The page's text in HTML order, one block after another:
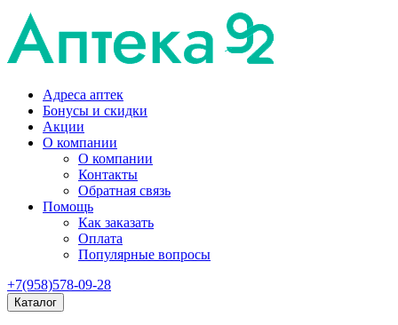
Адреса аптек
Бонусы и скидки
Акции
О компании
О компании
Контакты
Обратная связь
Помощь
Как заказать
Оплата
Популярные вопросы
+7(958)578-09-28
Каталог